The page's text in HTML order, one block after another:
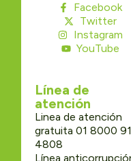
Facebook
Twitter
Instagram
YouTube
Línea de
atención
Linea de atención
gratuita 01 8000 91
4808
Línea